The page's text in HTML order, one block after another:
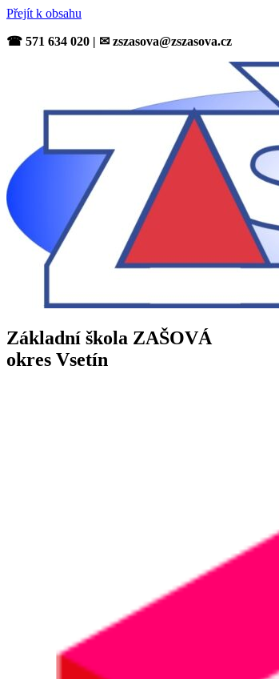
Přejít k obsahu
☎ 571 634 020 | ✉ zszasova@zszasova.cz
Základní škola ZAŠOVÁ
okres Vsetín